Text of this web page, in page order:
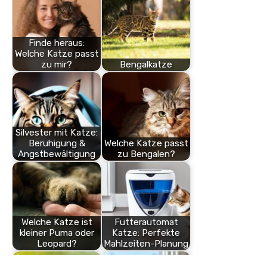
Finde heraus:
Welche Katze passt
zu mir?
Bengalkatze
Silvester mit Katze:
Beruhigung &
Angstbewältigung
Welche Katze passt
zu Bengalen?
Welche Katze ist
kleiner Puma oder
Leopard?
Futterautomat
Katze: Perfekte
Mahlzeiten-Planung